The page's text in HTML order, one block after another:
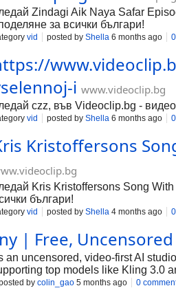
Zindagi Aik Naya Safar
за всички българи!
vid posted by Shella 6 months ago
i www.videoclip.bg
czz, във Videoclip.bg -
vid posted by Shella 6 months ago
Kristoffersons
Kris Kristoffersons Song
българи!
vid posted by Shella 4 months ago
| Free,
an uncensored, video-first AI
top models like Kling 3.0
and ai audio generation,
by colin_gao 5 months ago 0